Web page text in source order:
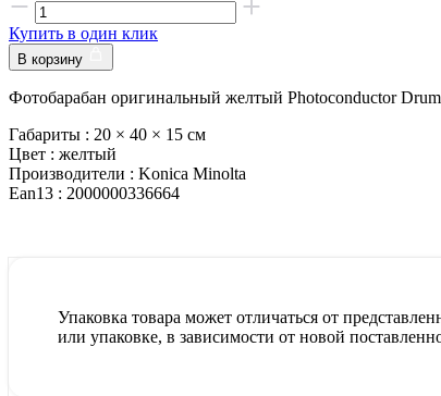
Купить в один клик
В корзину
Фотобарабан оригинальный желтый Photoconductor
Габариты : 20 × 40 × 15 см
Цвет : желтый
Производители : Konica Minolta
Ean13 : 2000000336664
Упаковка товара может отличаться от
или упаковке, в зависимости от новой